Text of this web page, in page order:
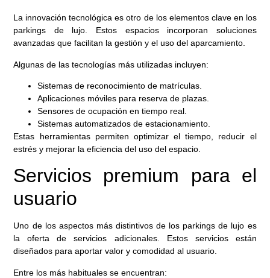
La innovación tecnológica es otro de los elementos clave en los
parkings de lujo. Estos espacios incorporan soluciones
avanzadas que facilitan la gestión y el uso del aparcamiento.
Algunas de las tecnologías más utilizadas incluyen:
Sistemas de reconocimiento de matrículas.
Aplicaciones móviles para reserva de plazas.
Sensores de ocupación en tiempo real.
Sistemas automatizados de estacionamiento.
Estas herramientas permiten optimizar el tiempo, reducir el
estrés y mejorar la eficiencia del uso del espacio.
Servicios premium para el
usuario
Uno de los aspectos más distintivos de los parkings de lujo es
la oferta de servicios adicionales. Estos servicios están
diseñados para aportar valor y comodidad al usuario.
Entre los más habituales se encuentran: